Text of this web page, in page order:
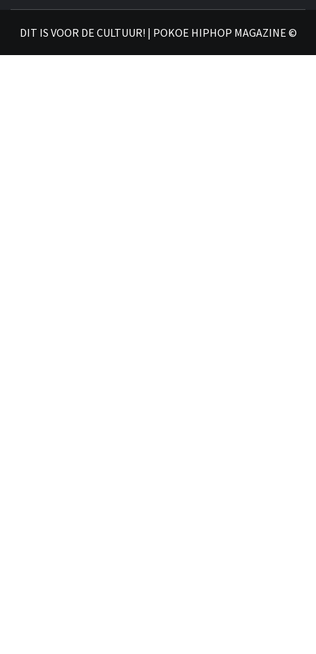
DIT IS VOOR DE CULTUUR! | POKOE HIPHOP MAGAZINE ©